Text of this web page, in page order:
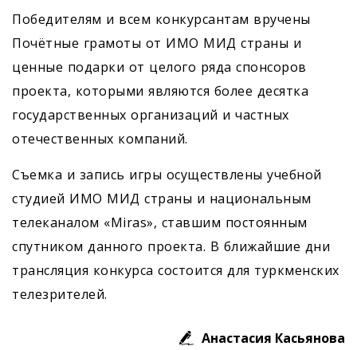
Победителям и всем конкурсантам вручены
Почётные грамоты от ИМО МИД страны и
ценные подарки от целого ряда спонсоров
проекта, которыми являются более десятка
государственных организаций и частных
отечественных компаний.
Съемка и запись игры осуществлены учебной
студией ИМО МИД страны и национальным
телеканалом «Miras», ставшим постоянным
спутником данного проекта. В ближайшие дни
трансляция конкурса состоится для туркменских
телезрителей.
Анастасия Касьянова